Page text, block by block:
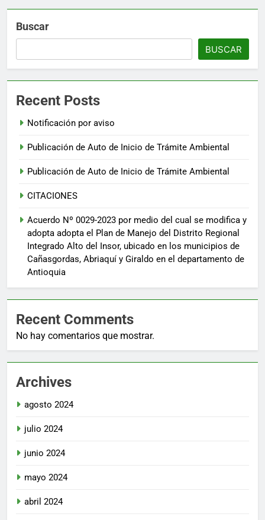
Buscar
BUSCAR
Recent Posts
Notificación por aviso
Publicación de Auto de Inicio de Trámite Ambiental
Publicación de Auto de Inicio de Trámite Ambiental
CITACIONES
Acuerdo Nº 0029-2023 por medio del cual se modifica y
adopta adopta el Plan de Manejo del Distrito Regional
Integrado Alto del Insor, ubicado en los municipios de
Cañasgordas, Abriaquí y Giraldo en el departamento de
Antioquia
Recent Comments
No hay comentarios que mostrar.
Archives
agosto 2024
julio 2024
junio 2024
mayo 2024
abril 2024